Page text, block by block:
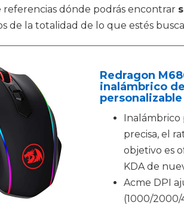
dónde podrás encontrar
de la totalidad de lo que estés
Redragon
inalámbrico
Inalámbrico
precisa, el
objetivo es
KDA de
Acme DPI
(1000/